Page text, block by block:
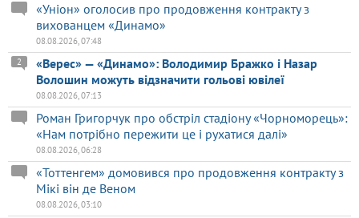
«Уніон» оголосив про продовження контракту з
вихованцем «Динамо»
08.08.2026, 07:48
«Верес» — «Динамо»: Володимир Бражко і Назар
Волошин можуть відзначити гольові ювілеї
2
08.08.2026, 07:13
Роман Григорчук про обстріл стадіону «Чорноморець»:
«Нам потрібно пережити це і рухатися далі»
08.08.2026, 06:28
«Тоттенгем» домовився про продовження контракту з
Мікі він де Веном
08.08.2026, 03:10